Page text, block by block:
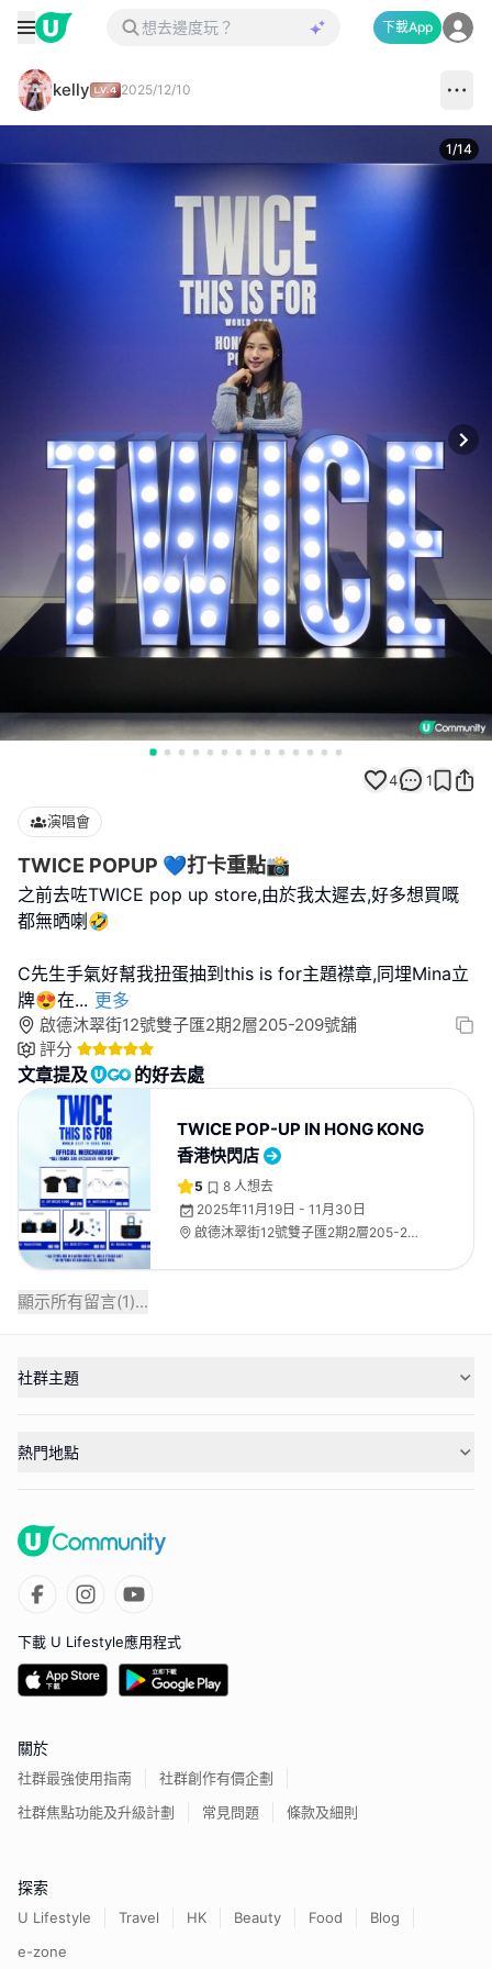
下載App
kelly 2025/12/10
1/14
4 1
演唱會
TWICE POPUP 💙打卡重點📸
之前去咗TWICE pop up store,由於我太遲去,好多想買嘅
都無晒喇🤣
C先生手氣好幫我扭蛋抽到this is for主題襟章,同埋Mina立
牌😍在... 更多
啟德沐翠街12號雙子匯2期2層205-209號舖
評分
文章提及 的好去處
TWICE POP-UP IN HONG KONG
香港快閃店
5 8 人想去
2025年11月19日 - 11月30日
啟德沐翠街12號雙子匯2期2層205-209
顯示所有留言(1)...
社群主題
熱門地點
下載 U Lifestyle應用程式
關於
社群最強使用指南
社群創作有價企劃
社群焦點功能及升級計劃
常見問題 條款及細則
探索
U Lifestyle Travel HK Beauty Food
Blog
e-zone